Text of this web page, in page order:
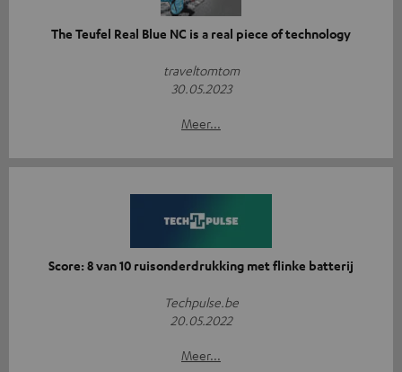
The Teufel Real Blue NC is a real piece of technology
traveltomtom
30.05.2023
Meer...
Score: 8 van 10 ruisonderdrukking met flinke batterij
Techpulse.be
20.05.2022
Meer...